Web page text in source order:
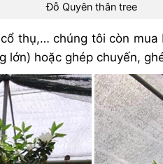
Đỗ Quyên thân tree
thụ,… chúng tôi còn
hoặc ghép chuyến,